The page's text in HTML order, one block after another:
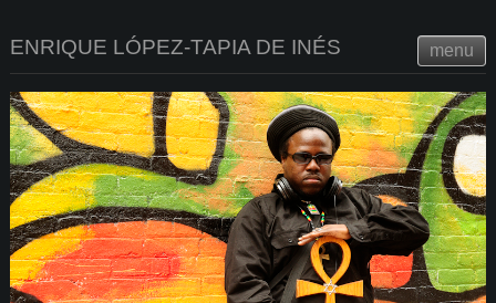
menu
ENRIQUE LÓPEZ-TAPIA DE INÉS